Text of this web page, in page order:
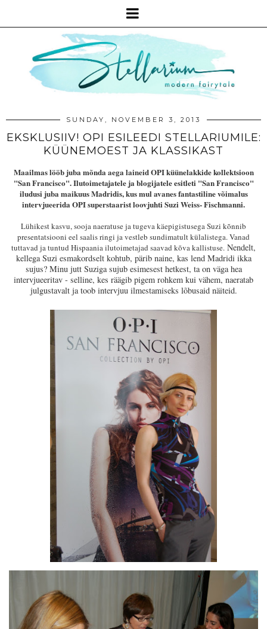
SUNDAY, NOVEMBER 3, 2013
EKSKLUSIIV! OPI ESILEEDI STELLARIUMILE:
KÜÜNEMOEST JA KLASSIKAST
Maailmas lööb juba mõnda aega laineid OPI küünelakkide kollektsioon
"San Francisco". Ilutoimetajatele ja blogijatele esitleti "San Francisco"
iludusijuba maikuus Madridis, kus mul avanes fantastiline võimalus
intervjueerida OPI superstaarist loovjuhtiSuzi Weiss- Fischmanni.
Lühikest kasvu, sooja naeratuse ja tugeva käepigistusega Suzi kõnnib
presentatsiooni eel saalis ringi ja vestleb sundimatult külalistega. Vanad
tuttavad ja tuntud Hispaania ilutoimetajad saavad kõva kallistuse. Nendelt,
kellega Suzi esmakordselt kohtub, pärib naine, kas lend Madridi ikka
sujus? Minu jutt Suziga sujub esimesest hetkest, ta on väga hea
intervjueeritav - selline, kes räägib pigem rohkem kui vähem, naeratab
julgustavalt ja toob intervjuu ilmestamiseks lõbusaid näiteid.